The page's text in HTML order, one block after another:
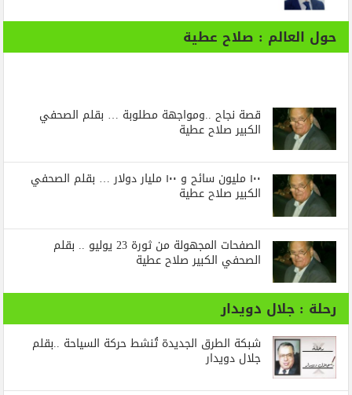
حول العالم : صلاح عطية
قصة نجاح ..ومواجهة مطلوبة … بقلم الصحفي
الكبير صلاح عطية
١٠٠ مليون سائح و ١٠٠ مليار دولار … بقلم الصحفي
الكبير صلاح عطية
الصفحات المجهولة من ثورة 23 يوليو .. بقلم
الصحفي الكبير صلاح عطية
رحلة : جلال دويدار
شبكة الطرق الجديدة تُنشط حركة السياحة ..بقلم
جلال دويدار